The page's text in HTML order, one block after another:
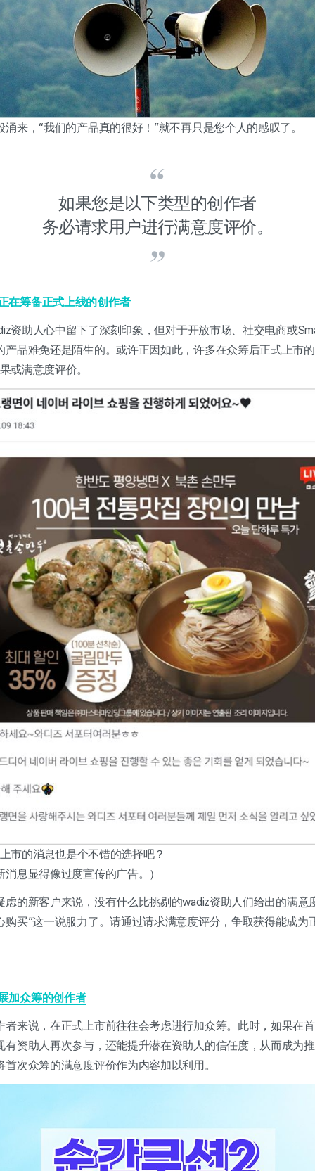
来，“我们的产品真的很好！”就不再只是您个人的感叹了。
如果您是以下类型的创作者
务必请求用户进行满意度评价。
在筹备正式上线的创作者
资助人心中留下了深刻印象，但对于开放市场、社交电商或
产品难免还是陌生的。或许正因如此，许多在众筹后正式上市
或满意度评价。
市的消息也是个不错的选择吧？
息显得像过度宣传的广告。）
虑的新客户来说，没有什么比挑剔的wadiz资助人们给出的满意
购买”这一说服力了。请通过请求满意度评分，争取获得能成为
加众筹的创作者
者来说，在正式上市前往往会考虑进行加众筹。此时，如果在
有资助人再次参与，还能提升潜在资助人的信任度，从而成为
次众筹的满意度评价作为内容加以利用。